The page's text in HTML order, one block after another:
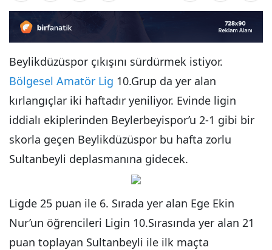
Beylikdüzüspor çıkışını sürdürmek istiyor.
Bölgesel Amatör Lig 10.Grup da yer alan
kırlangıçlar iki haftadır yeniliyor. Evinde ligin
iddialı ekiplerinden Beylerbeyispor’u 2-1 gibi bir
skorla geçen Beylikdüzüspor bu hafta zorlu
Sultanbeyli deplasmanına gidecek.
Ligde 25 puan ile 6. Sırada yer alan Ege Ekin
Nur’un öğrencileri Ligin 10.Sırasında yer alan 21
puan toplayan Sultanbeyli ile ilk maçta